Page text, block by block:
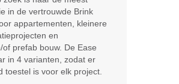
in de vertrouwde Brink
appartementen, kleinere
en
prefab bouw. De Ease
in 4 varianten, zodat er
toestel is voor elk project.